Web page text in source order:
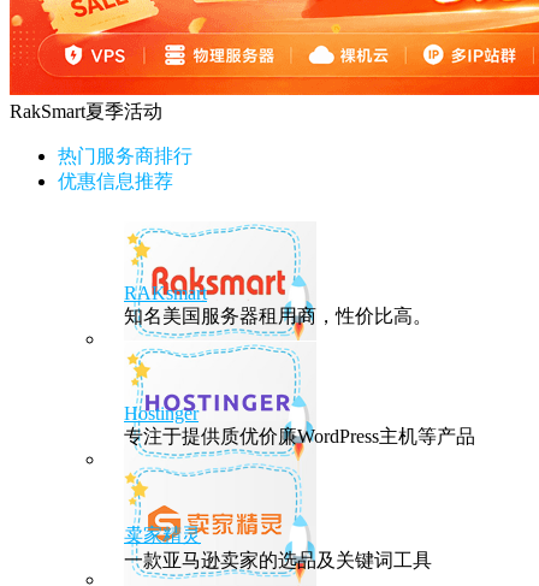
RakSmart夏季活动
热门服务商排行
优惠信息推荐
RAKsmart
知名美国服务器租用商，性价比高。
Hostinger
专注于提供质优价廉WordPress主机等产品
卖家精灵
一款亚马逊卖家的选品及关键词工具